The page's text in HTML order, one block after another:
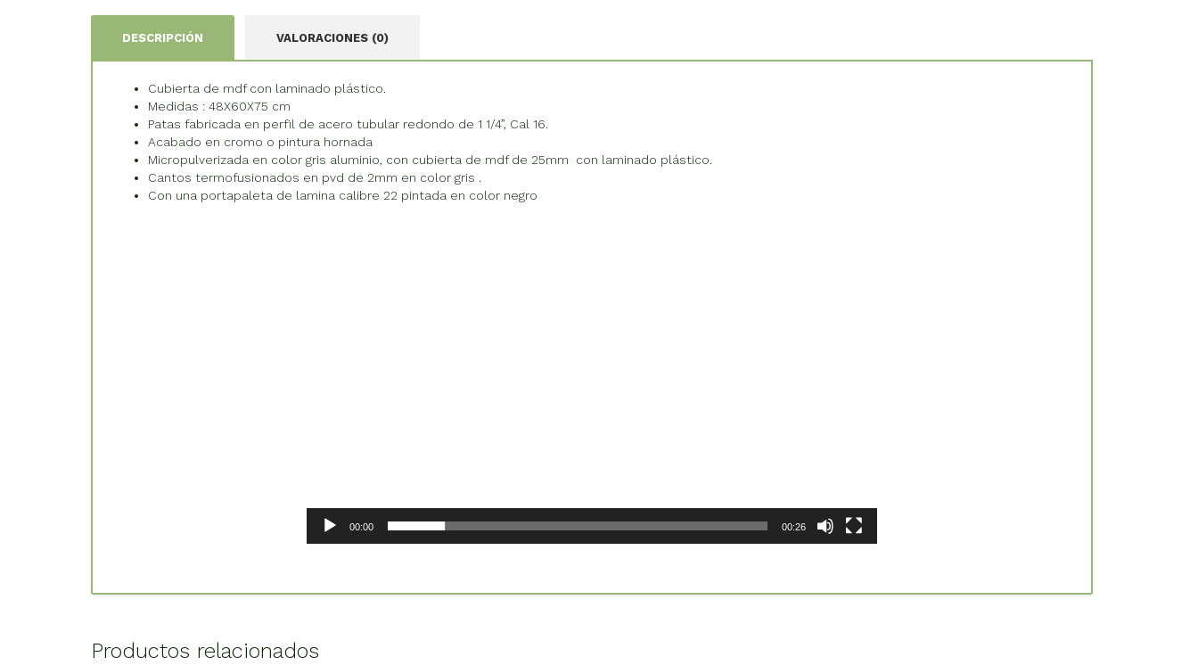
DESCRIPCIÓN VALORACIONES (0)
Cubierta de mdf con laminado plástico.
Medidas : 48X60X75 cm
Patas fabricada en perfil de acero tubular redondo de 1 1/4”, Cal 16.
Acabado en cromo o pintura hornada
Micropulverizada en color gris aluminio, con cubierta de mdf de 25mm con laminado plástico.
Cantos termofusionados en pvd de 2mm en color gris .
Con una portapaleta de lamina calibre 22 pintada en color negro
00:00 00:26
Productos relacionados